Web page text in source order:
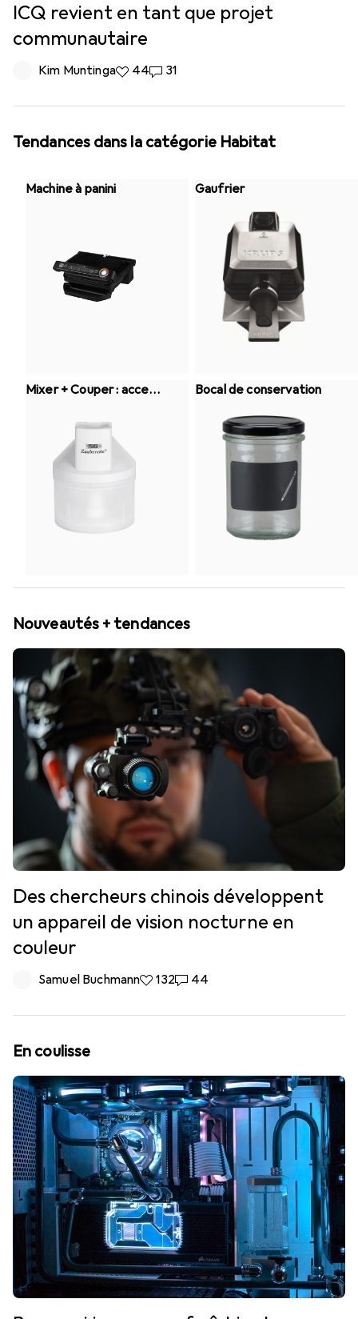
ICQ revient en tant que projet
communautaire
Kim Muntinga44 likes
4431 commentaires
31
Tendances dans la catégorie Habitat
Machine à panini Gaufrier
Mixer + Couper : access
Bocal de conservation
Nouveautés + tendances
Des chercheurs chinois développent
un appareil de vision nocturne en
couleur
Samuel Buchmann132 likes
13244 commentaires
44
En coulisse